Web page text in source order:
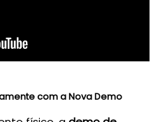
com a Nova Demo